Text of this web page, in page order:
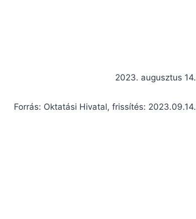
2023. augusztus 14.
Forrás: Oktatási Hivatal, frissítés: 2023.09.14.